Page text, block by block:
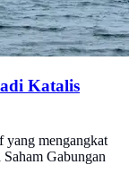
Katalis
yang mengangkat
Gabungan